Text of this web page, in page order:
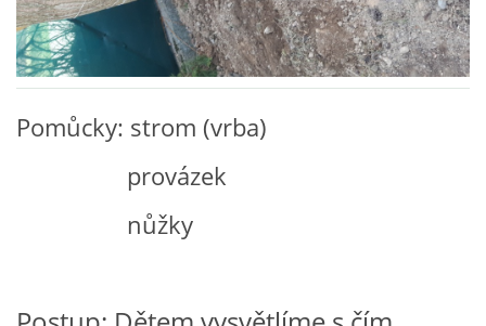
VZDĚLÁVACÍ BLOK ŘÍJEN
VZDĚLÁVACÍ BLOK LISTOPAD
VZDĚLÁVACÍ BLOK PROSINEC
VZDĚLÁVACÍ BLOK LEDEN
Pomůcky: strom (vrba)
provázek
nůžky